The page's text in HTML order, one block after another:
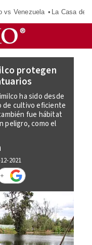
vs Venezuela La Casa de
protegen
ha sido desde
de cultivo eficiente
fue hábitat
peligro, como el
2021